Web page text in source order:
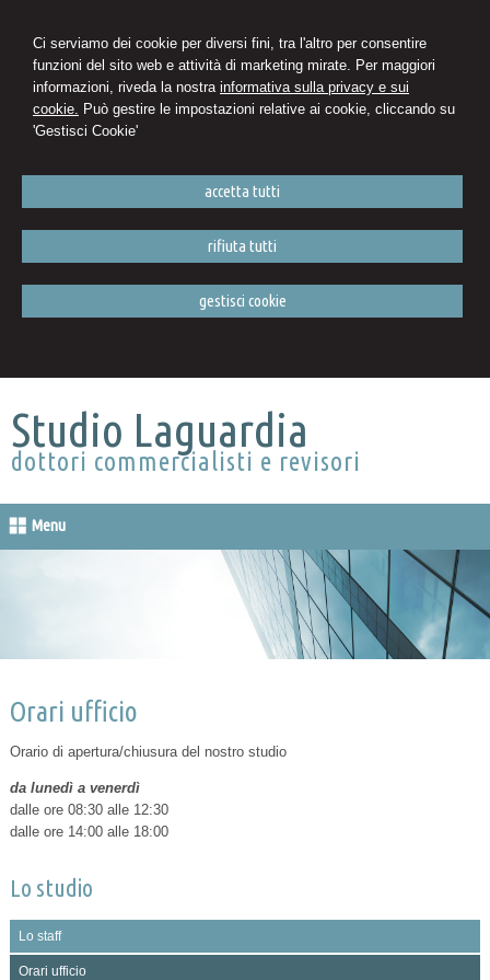
Ci serviamo dei cookie per diversi fini, tra l'altro per consentire
funzioni del sito web e attività di marketing mirate. Per maggiori
informazioni, riveda la nostra informativa sulla privacy e sui
cookie. Può gestire le impostazioni relative ai cookie, cliccando su
'Gestisci Cookie'
accetta tutti
rifiuta tutti
gestisci cookie
Studio Laguardia
dottori commercialisti e revisori
Menu
Orari ufficio
Orario di apertura/chiusura del nostro studio
da lunedì a venerdì
dalle ore 08:30 alle 12:30
dalle ore 14:00 alle 18:00
Lo studio
Lo staff
Orari ufficio